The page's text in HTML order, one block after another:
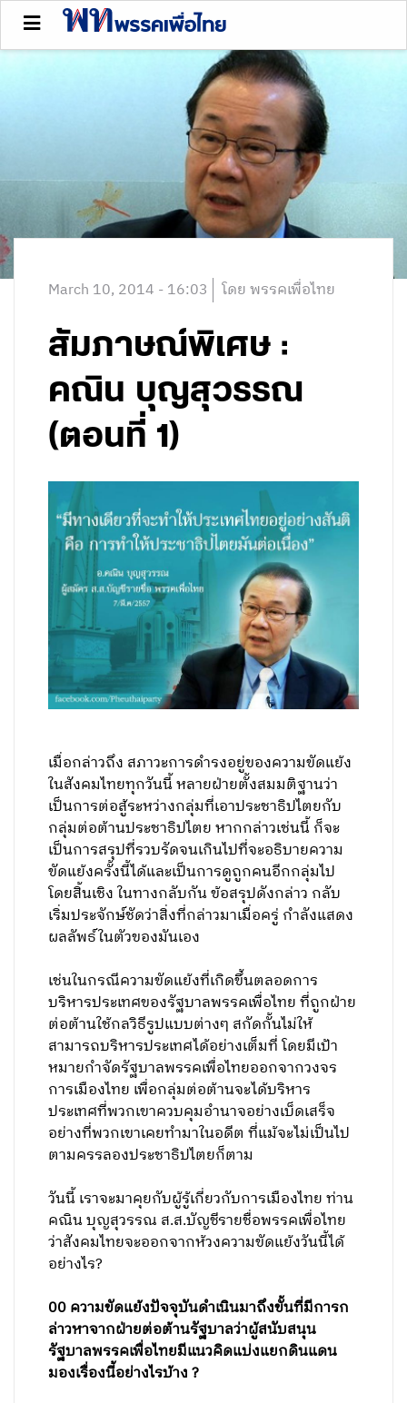
March 10, 2014 - 16:03 โดย พรรคเพื่อไทย
สัมภาษณ์พิเศษ :
คณิน บุญสุวรรณ
(ตอนที่ 1)
เมื่อกล่าวถึง สภาวะการดำรงอยู่ของความขัดแย้ง
ในสังคมไทยทุกวันนี้ หลายฝ่ายตั้งสมมติฐานว่า
เป็นการต่อสู้ระหว่างกลุ่มที่เอาประชาธิปไตยกับ
กลุ่มต่อต้านประชาธิปไตย หากกล่าวเช่นนี้ ก็จะ
เป็นการสรุปที่รวบรัดจนเกินไปที่จะอธิบายความ
ขัดแย้งครั้งนี้ได้และเป็นการดูถูกคนอีกกลุ่มไป
โดยสิ้นเชิงในทางกลับกัน ข้อสรุปดังกล่าว กลับ
เริ่มประจักษ์ชัดว่าสิ่งที่กล่าวมาเมื่อครู่ กำลังแสดง
ผลลัพธ์ในตัวของมันเอง
เช่นในกรณีความขัดแย้งที่เกิดขึ้นตลอดการ
บริหารประเทศของรัฐบาลพรรคเพื่อไทย ที่ถูกฝ่าย
ต่อต้านใช้กลวิธีรูปแบบต่างๆ สกัดกั้นไม่ให้
สามารถบริหารประเทศได้อย่างเต็มที่ โดยมีเป้า
หมายกำจัดรัฐบาลพรรคเพื่อไทยออกจากวงจร
การเมืองไทย เพื่อกลุ่มต่อต้านจะได้บริหาร
ประเทศที่พวกเขาควบคุมอำนาจอย่างเบ็ดเสร็จ
อย่างที่พวกเขาเคยทำมาในอดีต ที่แม้จะไม่เป็นไป
ตามครรลองประชาธิปไตยก็ตาม
วันนี้ เราจะมาคุยกับผู้รู้เกี่ยวกับการเมืองไทย ท่าน
คณิน บุญสุวรรณ ส.ส.บัญชีรายชื่อพรรคเพื่อไทย
ว่าสังคมไทยจะออกจากห้วงความขัดแย้งวันนี้ได้
อย่างไร?
00 ความขัดแย้งปัจจุบันดำเนินมาถึงขั้นที่มีการก
ล่าวหาจากฝ่ายต่อต้านรัฐบาลว่าผู้สนับสนุน
รัฐบาลพรรคเพื่อไทยมีแนวคิดแบ่งแยกดินแดน
มองเรื่องนี้อย่างไรบ้าง ?